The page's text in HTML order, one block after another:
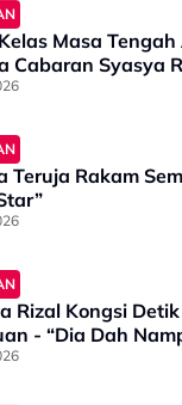
Masa
Cabaran Syasya
Teruja Rakam
Rizal Kongsi
- “Dia Dah